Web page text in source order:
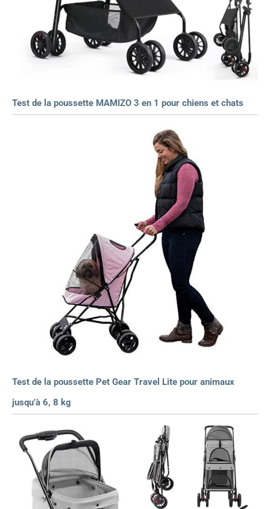
Test de la poussette MAMIZO 3 en 1 pour chiens et chats
Test de la poussette Pet Gear Travel Lite pour animaux
jusqu’à 6, 8 kg